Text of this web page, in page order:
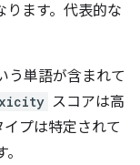
ります。代表的な
う単語が含まれて
スコアは高
プは特定されて